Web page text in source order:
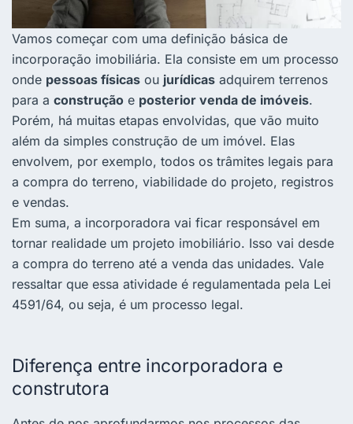
Vamos começar com uma definição básica de
incorporação imobiliária. Ela consiste em um processo
onde pessoas físicas ou jurídicas adquirem terrenos
para a construção e posterior venda de imóveis.
Porém, há muitas etapas envolvidas, que vão muito
além da simples construção de um imóvel. Elas
envolvem, por exemplo, todos os trâmites legais para
a compra do terreno, viabilidade do projeto, registros
e vendas.
Em suma, a incorporadora vai ficar responsável em
tornar realidade um projeto imobiliário. Isso vai desde
a compra do terreno até a venda das unidades. Vale
ressaltar que essa atividade é regulamentada pela Lei
4591/64, ou seja, é um processo legal.
Diferença entre incorporadora e
construtora